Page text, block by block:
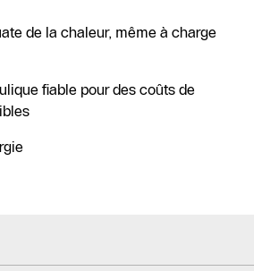
de la chaleur, même à charge
fiable pour des coûts de